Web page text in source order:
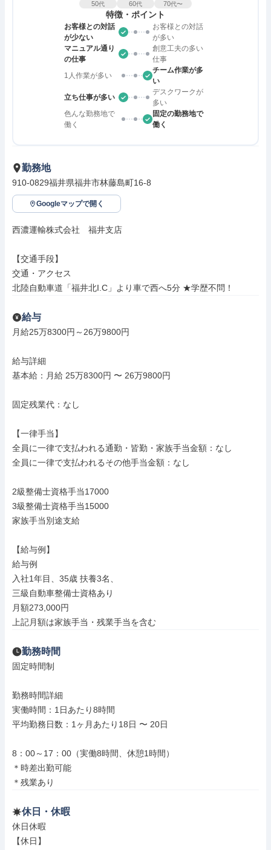
50代 60代 70代〜
特徴・ポイント
お客様との対話
が少ない
お客様との対話
が多い
マニュアル通り
の仕事
創意工夫の多い
仕事
1人作業が多い
チーム作業が多
い
立ち仕事が多い
デスクワークが
多い
色んな勤務地で
働く
固定の勤務地で
働く
勤務地
910-0829福井県福井市林藤島町16-8
Googleマップで開く
西濃運輸株式会社　福井支店
【交通手段】
交通・アクセス
北陸自動車道「福井北I.C」より車で西へ5分 ★学歴不問！
給与
月給25万8300円～26万9800円
給与詳細
基本給：月給 25万8300円 〜 26万9800円
固定残業代：なし
【一律手当】
全員に一律で支払われる通勤・皆勤・家族手当金額：なし
全員に一律で支払われるその他手当金額：なし
2級整備士資格手当17000
3級整備士資格手当15000
家族手当別途支給
【給与例】
給与例
入社1年目、35歳 扶養3名、
三級自動車整備士資格あり
月額273,000円
上記⽉額は家族⼿当・残業⼿当を含む
勤務時間
固定時間制
勤務時間詳細
実働時間：1日あたり8時間
平均勤務日数：1ヶ月あたり18日 〜 20日
8：00～17：00（実働8時間、休憩1時間）
＊時差出勤可能
＊残業あり
休日・休暇
休日休暇
【休日】